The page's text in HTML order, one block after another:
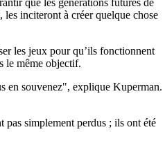
que les générations futures de
les inciteront à créer quelque chose
les jeux pour qu’ils fonctionnent
le même objectif.
en souvenez", explique Kuperman.
pas simplement perdus ; ils ont été